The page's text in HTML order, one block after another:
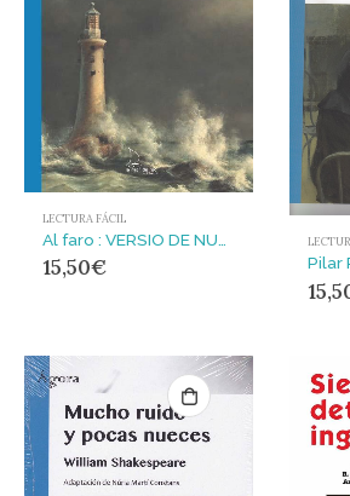
LECTURA FÁCIL
15,50€ Pilar